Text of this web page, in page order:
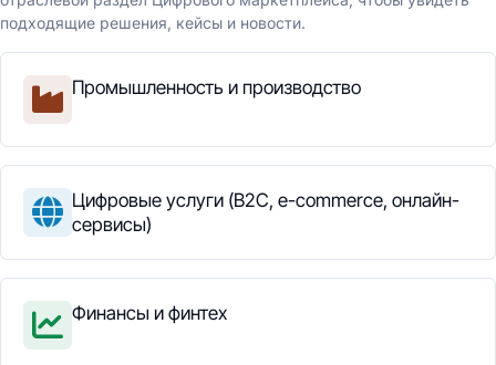
подходящие решения, кейсы и новости.
Промышленность и производство
Цифровые услуги (B2C, e-commerce, онлайн-
сервисы)
Финансы и финтех